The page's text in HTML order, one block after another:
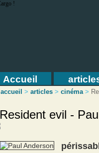
Accueil
accueil > articles > cinéma >
Resident evil -